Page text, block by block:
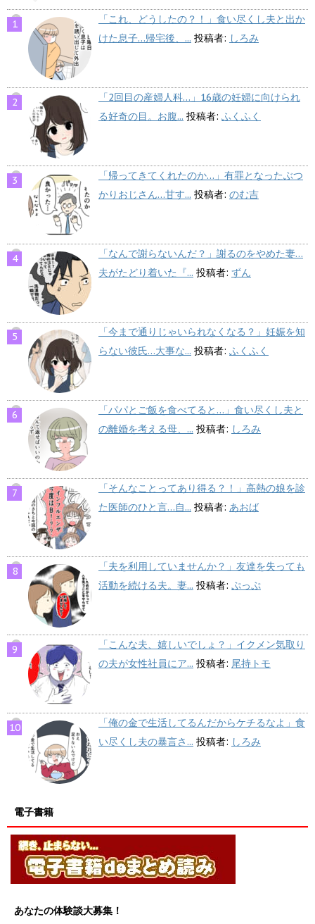
「これ、どうしたの？！」食い尽くし夫と出か
けた息子…帰宅後、... 投稿者: しろみ
「2回目の産婦人科…」16歳の妊婦に向けられ
る好奇の目。お腹... 投稿者: ふくふく
「帰ってきてくれたのか…」有罪となったぶつ
かりおじさん…甘す... 投稿者: のむ吉
「なんで謝らないんだ？」謝るのをやめた妻…
夫がたどり着いた『... 投稿者: ずん
「今まで通りじゃいられなくなる？」妊娠を知
らない彼氏…大事な... 投稿者: ふくふく
「パパとご飯を食べてると…」食い尽くし夫と
の離婚を考える母、... 投稿者: しろみ
「そんなことってあり得る？！」高熱の娘を診
た医師のひと言…自... 投稿者: あおば
「夫を利用していませんか？」友達を失っても
活動を続ける夫。妻... 投稿者: ぷっぷ
「こんな夫、嬉しいでしょ？」イクメン気取り
の夫が女性社員にア... 投稿者: 尾持トモ
「俺の金で生活してるんだからケチるなよ」食
い尽くし夫の暴言さ... 投稿者: しろみ
電子書籍
あなたの体験談大募集！